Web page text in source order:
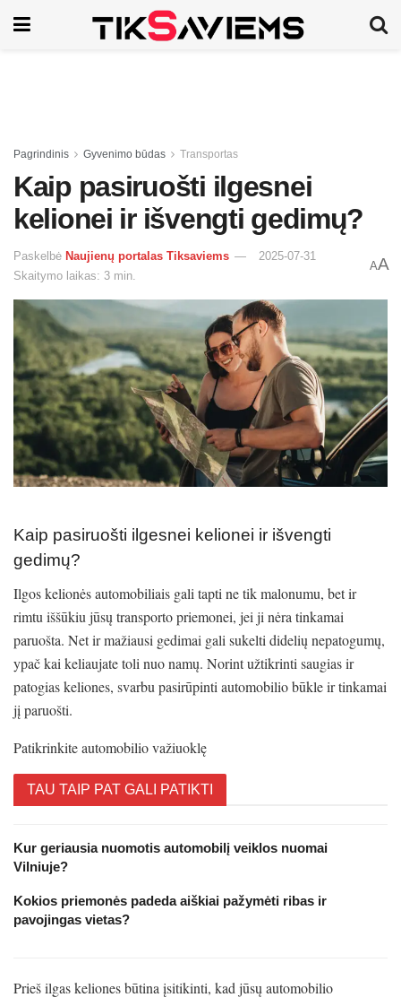
Pagrindinis Gyvenimo būdas Transportas
Kaip pasiruošti ilgesnei
kelionei ir išvengti gedimų?
Paskelbė Naujienų portalas Tiksaviems
2025-07-31
Skaitymo laikas: 3 min.
AA
Kaip pasiruošti ilgesnei kelionei ir išvengti
gedimų?
Ilgos kelionės automobiliais gali tapti ne tik malonumu, bet ir
rimtu iššūkiu jūsų transporto priemonei, jei ji nėra tinkamai
paruošta. Net ir mažiausi gedimai gali sukelti didelių nepatogumų,
ypač kai keliaujate toli nuo namų. Norint užtikrinti saugias ir
patogias keliones, svarbu pasirūpinti automobilio būkle ir tinkamai
jį paruošti.
Patikrinkite automobilio važiuoklę
TAU TAIP PAT GALI PATIKTI
Kur geriausia nuomotis automobilį veiklos nuomai
Vilniuje?
Kokios priemonės padeda aiškiai pažymėti ribas ir
pavojingas vietas?
Prieš ilgas keliones būtina įsitikinti, kad jūsų automobilio